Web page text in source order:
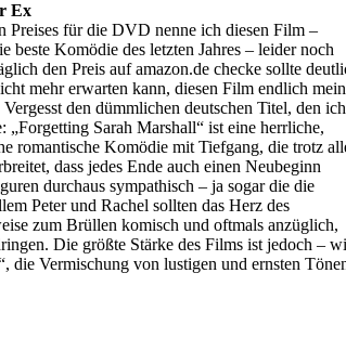
Ex
Preises für die DVD nenne ich diesen Film –
beste Komödie des letzten Jahres – leider noch
den Preis auf amazon.de checke sollte
mehr erwarten kann, diesen Film endlich
den dümmlichen deutschen Titel, den ich
„Forgetting Sarah Marshall“ ist eine herrliche,
romantische Komödie mit Tiefgang, die trotz
dass jedes Ende auch einen Neubeginn
durchaus sympathisch – ja sogar die die
Peter und Rachel sollten das Herz des
zum Brüllen komisch und oftmals anzüglich,
Die größte Stärke des Films ist jedoch –
die Vermischung von lustigen und ernsten